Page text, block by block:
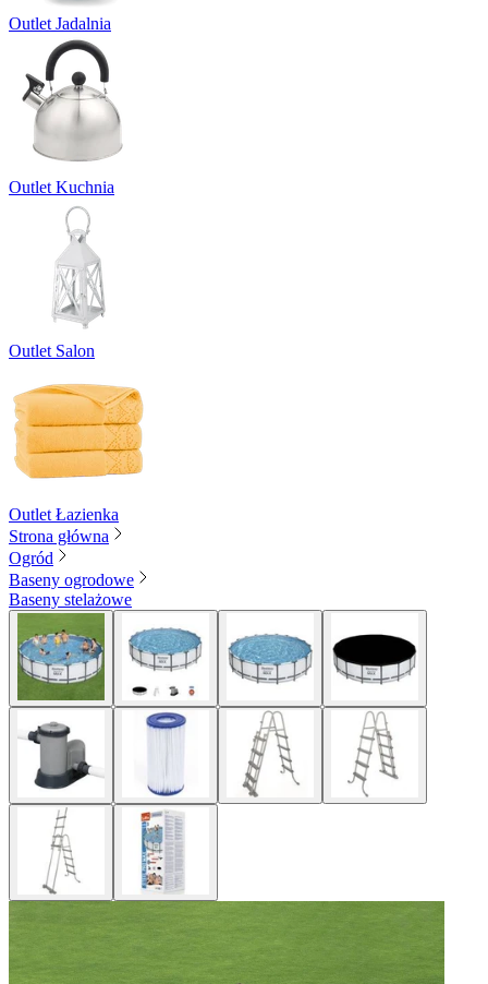
Outlet Jadalnia
Outlet Kuchnia
Outlet Salon
Outlet Łazienka
Strona główna
Ogród
Baseny ogrodowe
Baseny stelażowe